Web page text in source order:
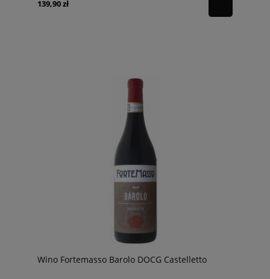
139,90 zł
Wino Fortemasso Barolo DOCG Castelletto